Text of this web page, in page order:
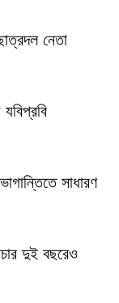
নেতা
সাধারণ
দুই বছরেও